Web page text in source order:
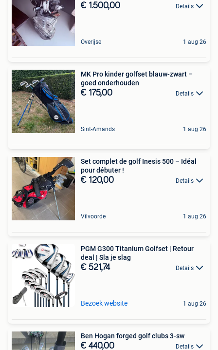
€ 1.500,00 Details
Overijse 1 aug 26
MK Pro kinder golfset blauw-zwart –
goed onderhouden
€ 175,00 Details
Sint-Amands 1 aug 26
Set complet de golf Inesis 500 – Idéal
pour débuter !
€ 120,00 Details
Vilvoorde 1 aug 26
PGM G300 Titanium Golfset | Retour
deal | Sla je slag
€ 521,74 Details
Bezoek website 1 aug 26
Ben Hogan forged golf clubs 3-sw
€ 440,00 Details